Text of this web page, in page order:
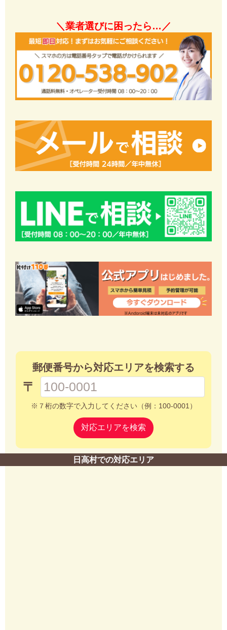
＼業者選びに困ったら…／
郵便番号から対応エリアを検索する
〒
※７桁の数字で入力してください（例：100-0001）
対応エリアを検索
日高村での対応エリア